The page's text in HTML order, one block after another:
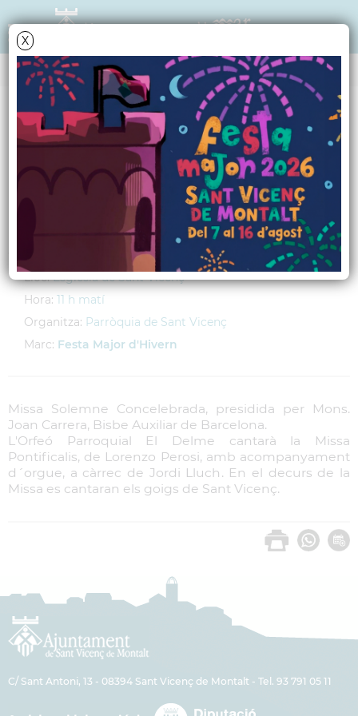
X
AGENDA
Dimarts22 gener 2008
Missa Solemne
Concelebrada
Lloc: Església de Sant Vicenç
Hora: 11 h matí
Organitza: Parròquia de Sant Vicenç
Marc: Festa Major d'Hivern
Missa Solemne Concelebrada, presidida per Mons.
Joan Carrera, Bisbe Auxiliar de Barcelona.
L'Orfeó Parroquial El Delme cantarà la Missa
Pontificalis, de Lorenzo Perosi, amb acompanyament
d´orgue, a càrrec de Jordi Lluch. En el decurs de la
Missa es cantaran els goigs de Sant Vicenç.
C/ Sant Antoni, 13 - 08394 Sant Vicenç de Montalt - Tel. 93 791 05 11